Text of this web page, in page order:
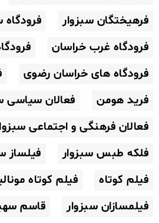
فرهیختگان سبزوار
فرودگاه
فرودگاه غرب خراسان
فرودگاه های خراسان رضوی
فرید هومن
فعالان سیاسی
فعالان فرهنگی و اجتماعی
فلکه طبس سبزوار
فیلساز
فیلم کوتاه
فیلم کوتاه
فیلمسازان سبزوار
قاسم